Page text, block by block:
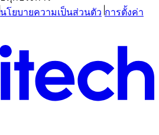
นโยบายความเป็นส่วนตัว การตั้งค่า